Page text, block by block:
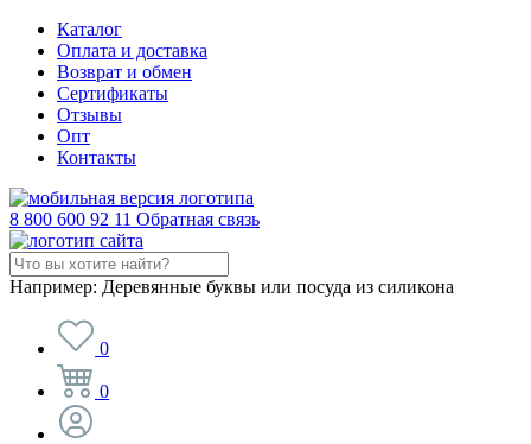
Каталог
Оплата и доставка
Возврат и обмен
Сертификаты
Отзывы
Опт
Контакты
8 800 600 92 11 Обратная связь
Например: Деревянные буквы или посуда из силикона
0
0